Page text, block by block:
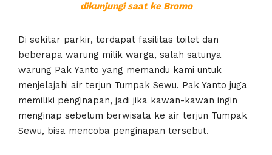
dikunjungi saat ke Bromo
Di sekitar parkir, terdapat fasilitas toilet dan
beberapa warung milik warga, salah satunya
warung Pak Yanto yang memandu kami untuk
menjelajahi air terjun Tumpak Sewu. Pak Yanto juga
memiliki penginapan, jadi jika kawan-kawan ingin
menginap sebelum berwisata ke air terjun Tumpak
Sewu, bisa mencoba penginapan tersebut.